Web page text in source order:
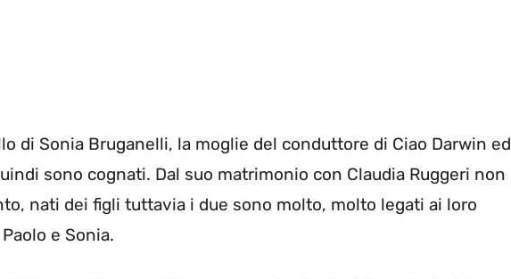
di Sonia Bruganelli, la moglie del conduttore di Ciao Darwin ed
sono cognati. Dal suo matrimonio con Claudia Ruggeri non
nati dei figli tuttavia i due sono molto, molto legati ai loro
e Sonia.